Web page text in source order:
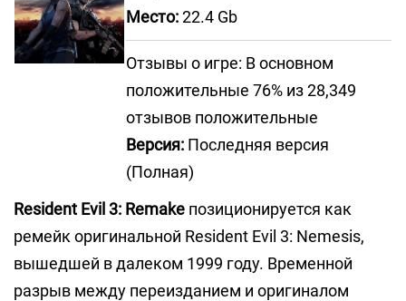
Место:22.4 Gb
Отзывы о игре: В основном
положительные 76% из 28,349
отзывов положительные
Версия: Последняя версия
(Полная)
Resident Evil 3: Remake позиционируется как
ремейк оригинальной Resident Evil 3: Nemesis,
вышедшей в далеком 1999 году. Временной
разрыв между переизданием и оригиналом